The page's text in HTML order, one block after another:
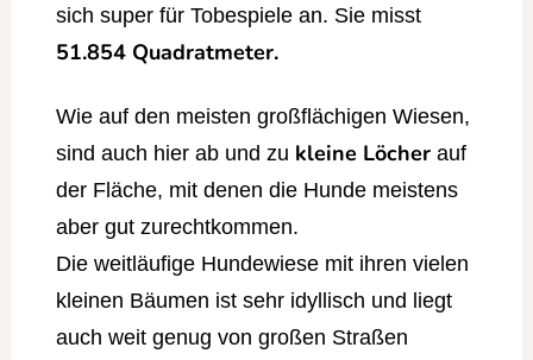
sich super für Tobespiele an. Sie misst
51.854 Quadratmeter.
Wie auf den meisten großflächigen Wiesen,
sind auch hier ab und zu kleine Löcherauf
der Fläche, mit denen die Hunde meistens
aber gut zurechtkommen.
Die weitläufige Hundewiese mit ihren vielen
kleinen Bäumen ist sehr idyllisch und liegt
auch weit genug von großen Straßen